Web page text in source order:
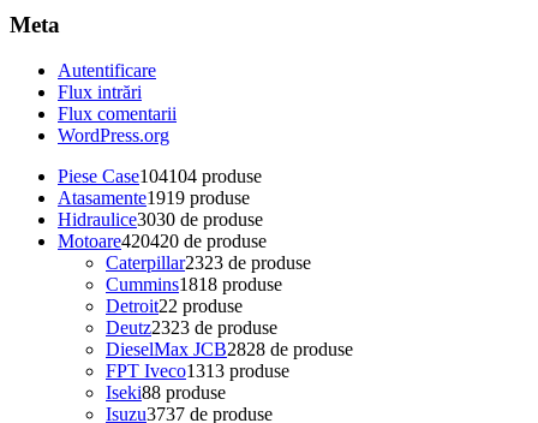
Meta
Autentificare
Flux intrări
Flux comentarii
WordPress.org
Piese Case104104 produse
Atasamente1919 produse
Hidraulice3030 de produse
Motoare420420 de produse
Caterpillar2323 de produse
Cummins1818 produse
Detroit22 produse
Deutz2323 de produse
DieselMax JCB2828 de produse
FPT Iveco1313 produse
Iseki88 produse
Isuzu3737 de produse